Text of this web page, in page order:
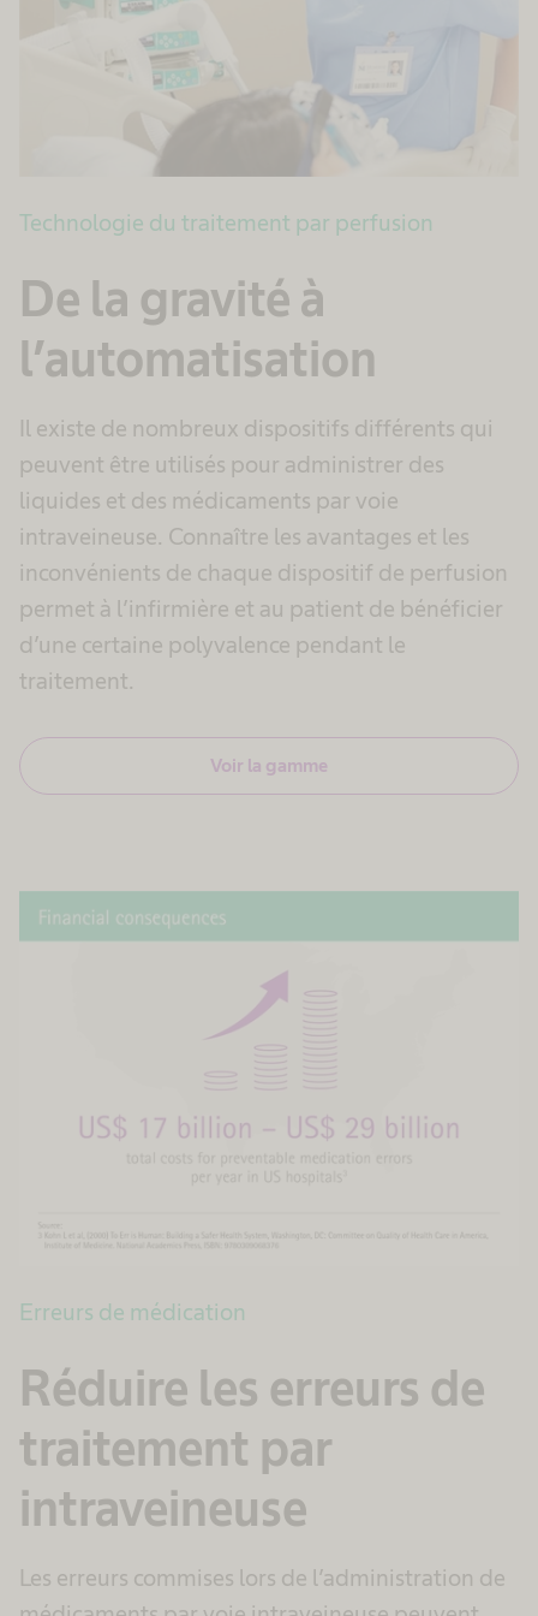
Technologie du traitement par perfusion
De la gravité à
l’automatisation
Il existe de nombreux dispositifs différents qui
peuvent être utilisés pour administrer des
liquides et des médicaments par voie
intraveineuse. Connaître les avantages et les
inconvénients de chaque dispositif de perfusion
permet à l’infirmière et au patient de bénéficier
d’une certaine polyvalence pendant le
traitement.
Voir la gamme
Erreurs de médication
Réduire les erreurs de
traitement par
intraveineuse
Les erreurs commises lors de l’administration de